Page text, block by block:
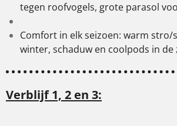
tegen roofvogels, grote parasol
Comfort in elk seizoen: warm stro/
winter, schaduw en coolpods in de
Verblijf 1, 2 en 3: